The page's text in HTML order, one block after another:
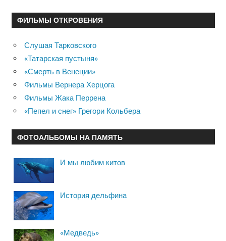
ФИЛЬМЫ ОТКРОВЕНИЯ
Слушая Тарковского
«Татарская пустыня»
«Смерть в Венеции»
Фильмы Вернера Херцога
Фильмы Жака Перрена
«Пепел и снег» Грегори Кольбера
ФОТОАЛЬБОМЫ НА ПАМЯТЬ
И мы любим китов
История дельфина
«Медведь»